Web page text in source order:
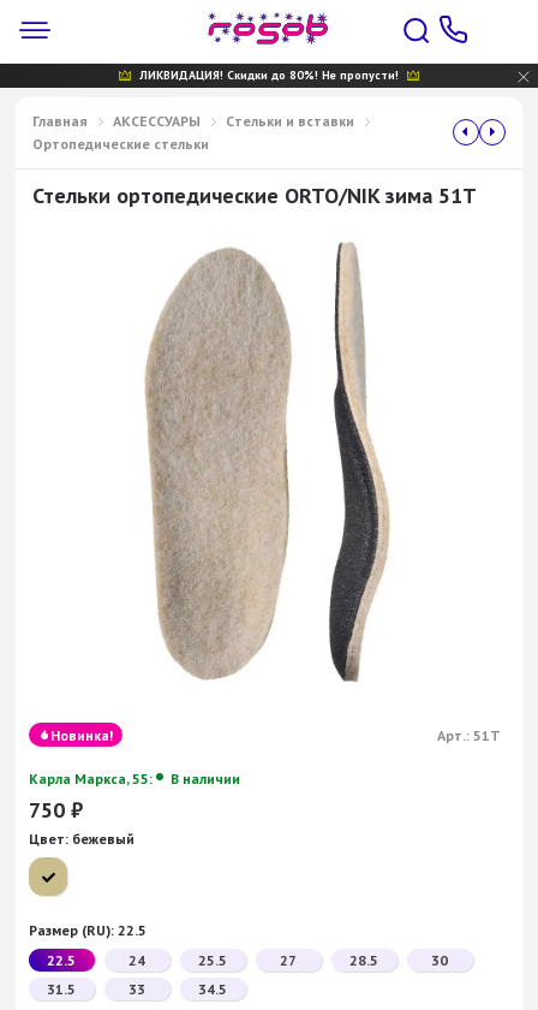
ЛИКВИДАЦИЯ! Скидки до 80%! Не пропусти!
Главная АКСЕССУАРЫ
Cтельки и вставки
Ортопедические стельки
Стельки ортопедические ORTO/NIK зима 51Т
Новинка! Арт.: 51Т
Карла Маркса, 55: В наличии
750 ₽
Цвет: бежевый
Размер (RU): 22.5
22.5
24 25.5 27 28.5
30
31.5
33
34.5